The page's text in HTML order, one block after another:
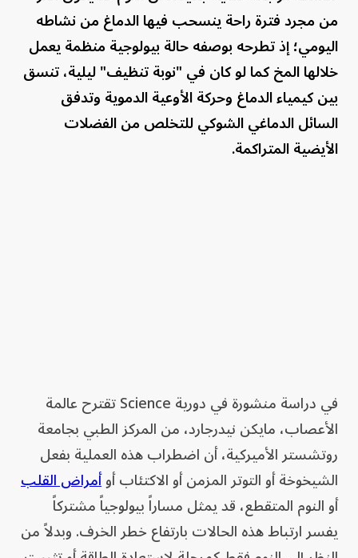
من مجرد فترة راحة ينسحب فيها الدماغ من نشاطه
اليومي؛ إذ تطرحه بوصفه حالة بيولوجية منظمة يعمل
خلالها المخ كما لو كان في "نوبة تنظيف" ليلية، تنسق
بين كيمياء الدماغ وحركة الأوعية الدموية وتدفق
السائل الدماغي الشوكي للتخلص من الفضلات
الأيضية المتراكمة.
في دراسة منشورة في دورية Science تقترح عالمة
الأعصاب، مايكن نيدرجارد، من المركز الطبي بجامعة
روتشستر الأميركية، أن اضطراب هذه العملية بفعل
الشيخوخة أو التوتر المزمن أو الاكتئاب أوأمراض القلب
أو النوم المتقطع، قد يمثل مساراً بيولوجياً مشتركاً
يفسر ارتباط هذه الحالات بارتفاع خطر الخرف. وبدلاً من